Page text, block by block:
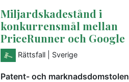
Miljardskadestånd i
konkurrensmål mellan
PriceRunner och Google
Rättsfall | Sverige
Patent- och marknadsdomstolen